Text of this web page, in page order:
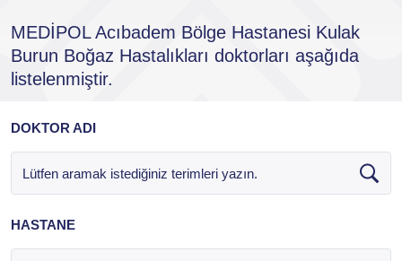
MEDİPOL Acıbadem Bölge Hastanesi Kulak
Burun Boğaz Hastalıkları doktorları aşağıda
listelenmiştir.
DOKTOR ADI
HASTANE